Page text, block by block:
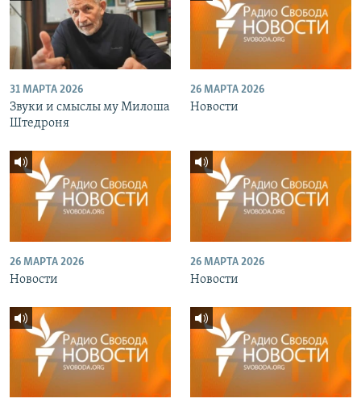
31 МАРТА 2026
Звуки и смыслы му Милоша
Штедроня
26 МАРТА 2026
Новости
26 МАРТА 2026
Новости
26 МАРТА 2026
Новости